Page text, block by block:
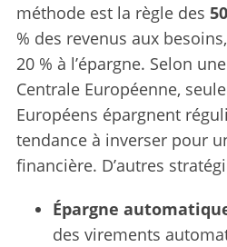
méthode est la règle des
% des revenus aux
20 % à l’épargne. Selon
Centrale Européenne,
Européens épargnent
tendance à inverser pour
financière. D’autres
Épargne
des virements